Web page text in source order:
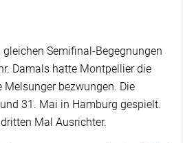
Semifinal-Begegnungen
Damals hatte Montpellier die
Melsunger bezwungen. Die
31. Mai in Hamburg gespielt.
Mal Ausrichter.